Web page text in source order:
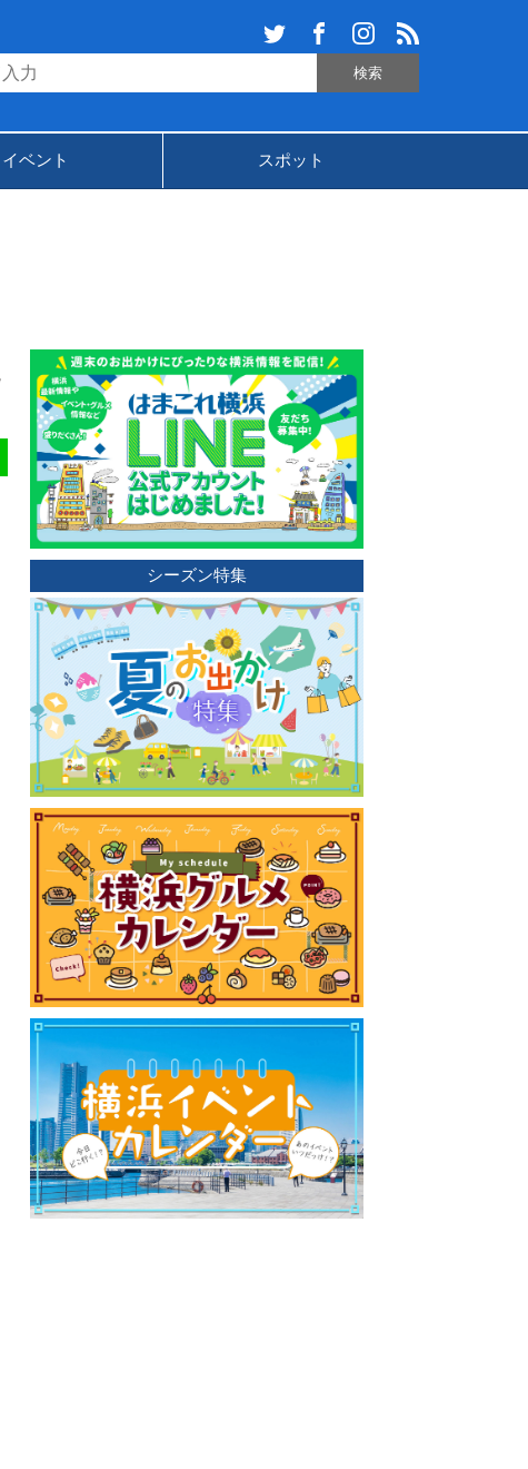
イベント スポット
シーズン特集